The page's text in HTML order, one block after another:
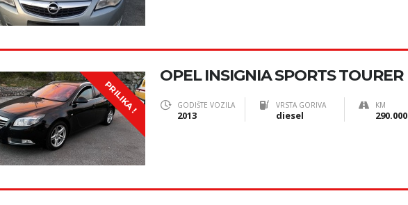
PRILIKA !
OPEL INSIGNIA SPORTS TOURER
GODIŠTE VOZILA
2013
VRSTA GORIVA
diesel
KM
290.000